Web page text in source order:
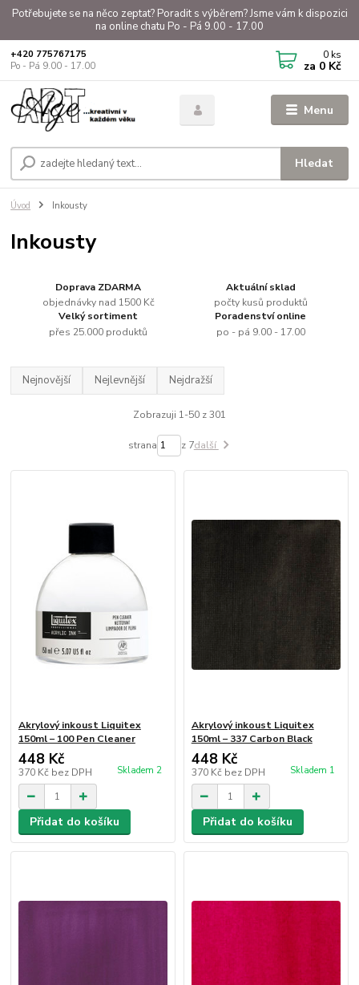
Potřebujete se na něco zeptat? Poradit s výběrem? Jsme vám k dispozici
na online chatu Po - Pá 9.00 - 17.00
Menu
Hledat
+420 775767175
Po - Pá 9.00 - 17.00
0 ks
za 0 Kč
Úvod Inkousty
Inkousty
Doprava ZDARMA
objednávky nad 1500 Kč
Aktuální sklad
počty kusů produktů
Velký sortiment
přes 25.000 produktů
Poradenství online
po - pá 9.00 - 17.00
Nejnovější Nejlevnější Nejdražší
Zobrazuji 1-50 z 301
strana z 7další
Akrylový inkoust Liquitex
150ml – 100 Pen Cleaner
448 Kč
370 Kč bez DPH Skladem 2
Přidat do košíku
Akrylový inkoust Liquitex
150ml – 337 Carbon Black
448 Kč
370 Kč bez DPH Skladem 1
Přidat do košíku